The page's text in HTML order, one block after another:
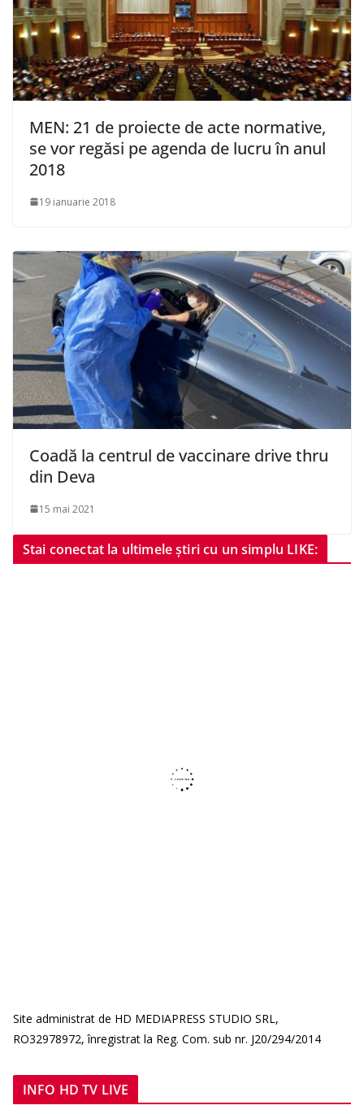
MEN: 21 de proiecte de acte normative,
se vor regăsi pe agenda de lucru în anul
2018
19 ianuarie 2018
Coadă la centrul de vaccinare drive thru
din Deva
15 mai 2021
Stai conectat la ultimele știri cu un simplu LIKE:
Site administrat de HD MEDIAPRESS STUDIO SRL,
RO32978972, înregistrat la Reg. Com. sub nr. J20/294/2014
INFO HD TV LIVE